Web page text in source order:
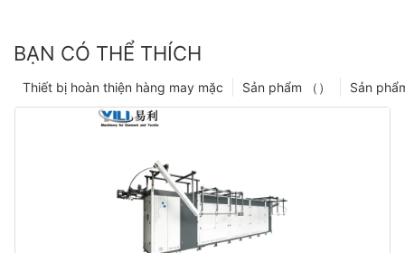
BẠN CÓ THỂ THÍCH
Sản
Sản phẩm （）
Thiết bị hoàn thiện hàng may mặc